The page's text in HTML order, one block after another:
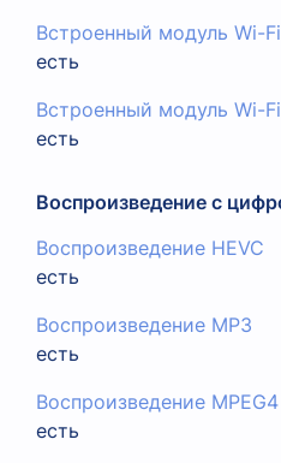
Встроенный модуль Wi-Fi
есть
Встроенный модуль Wi-Fi
есть
Воспроизведение с
Воспроизведение HEVC
есть
Воспроизведение MP3
есть
Воспроизведение MPEG4
есть